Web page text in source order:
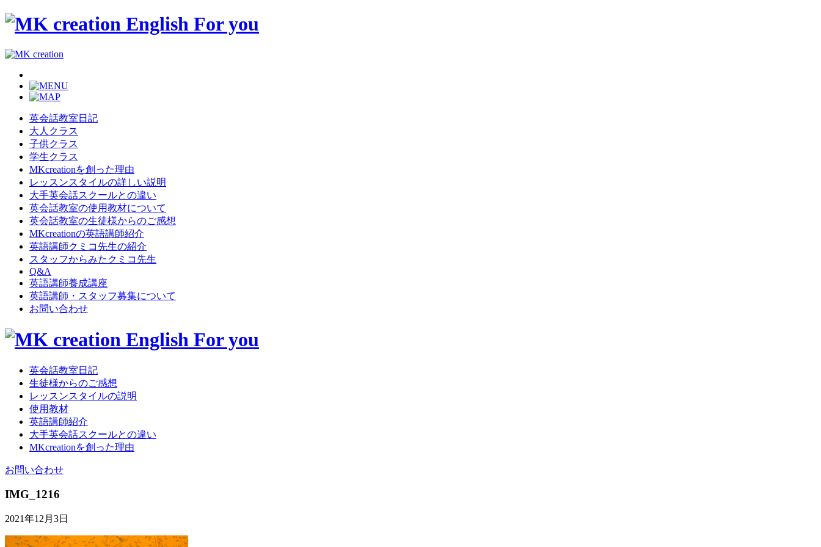
英会話教室日記
大人クラス
子供クラス
学生クラス
MKcreationを創った理由
レッスンスタイルの詳しい説明
大手英会話スクールとの違い
英会話教室の使用教材について
英会話教室の生徒様からのご感想
MKcreationの英語講師紹介
英語講師クミコ先生の紹介
スタッフからみたクミコ先生
Q&A
英語講師養成講座
英語講師・スタッフ募集について
お問い合わせ
英会話教室日記
生徒様からのご感想
レッスンスタイルの説明
使用教材
英語講師紹介
大手英会話スクールとの違い
MKcreationを創った理由
お問い合わせ
IMG_1216
2021年12月3日